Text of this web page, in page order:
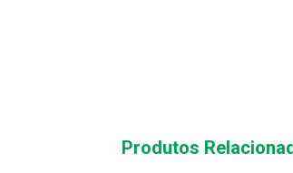
Produtos